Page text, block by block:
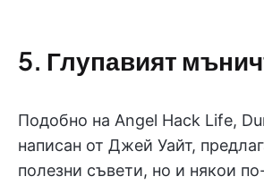
5. Глупавият
Подобно на Angel Hack Life,
написан от Джей Уайт,
полезни съвети, но и някои